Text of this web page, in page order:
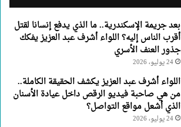
بعد جريمة الإسكندرية.. ما الذي يدفع إنسانا لقتل
أقرب الناس إليه؟ اللواء أشرف عبد العزيز يفكك
جذور العنف الأسري
24 يوليو، 2026
اللواء أشرف عبد العزيز يكشف الحقيقة الكاملة..
من هي صاحبة فيديو الرقص داخل عيادة الأسنان
الذي أشعل مواقع التواصل؟
24 يوليو، 2026